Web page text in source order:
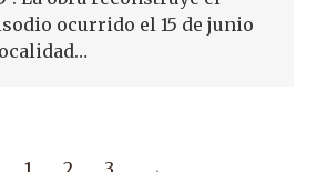
ocurrido el 15 de junio